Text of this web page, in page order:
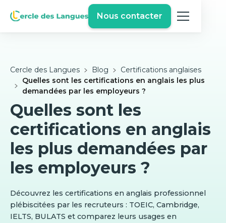
Nous contacter
Cercle des Langues Blog
Certifications anglaises
Quelles sont les certifications en anglais les plus
demandées par les employeurs ?
Quelles sont les
certifications en anglais
les plus demandées par
les employeurs ?
Découvrez les certifications en anglais professionnel
plébiscitées par les recruteurs : TOEIC, Cambridge,
IELTS, BULATS et comparez leurs usages en